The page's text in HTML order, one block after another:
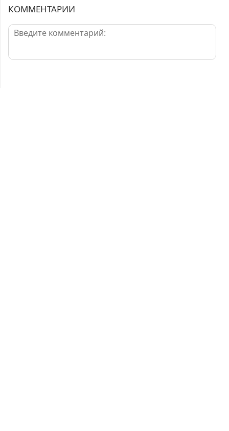
КОММЕНТАРИИ